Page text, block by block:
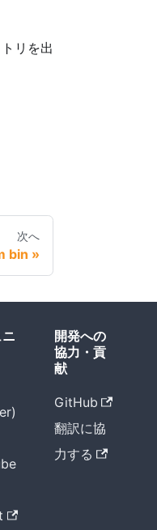
リを出
次へ
bin
開発への
協力・貢
献
GitHub
翻訳に協
力する